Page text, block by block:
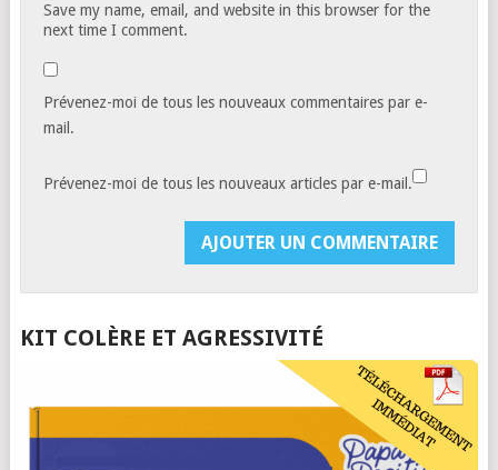
Save my name, email, and website in this browser for the
next time I comment.
Prévenez-moi de tous les nouveaux commentaires par e-
mail.
Prévenez-moi de tous les nouveaux articles par e-mail.
KIT COLÈRE ET AGRESSIVITÉ